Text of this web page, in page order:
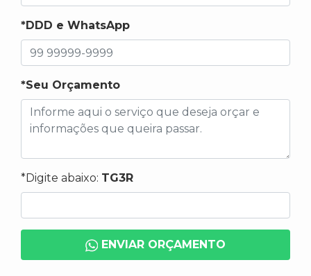
*DDD e WhatsApp
*Seu Orçamento
*Digite abaixo: TG3R
ENVIAR ORÇAMENTO